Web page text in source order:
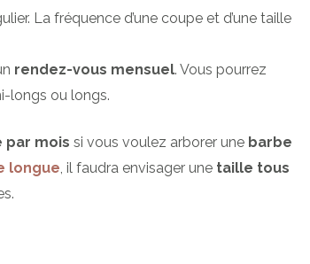
La fréquence d’une coupe et d’une taille
rendez-vous mensuel. Vous pourrez
longs ou longs.
par mois si vous voulez arborer une barbe
longue, il faudra envisager une taille tous